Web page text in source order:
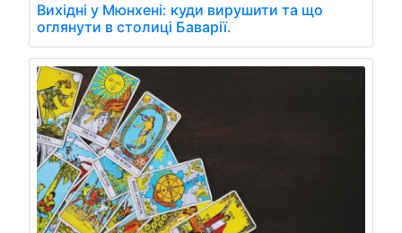
Вихідні у Мюнхені: куди вирушити та що
оглянути в столиці Баварії.